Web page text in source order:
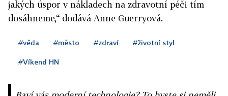
jakých úspor v nákladech na zdravotní péči tím
dosáhneme,“ dodává Anne Guerryová.
#věda #město #zdraví #životní styl
#Víkend HN